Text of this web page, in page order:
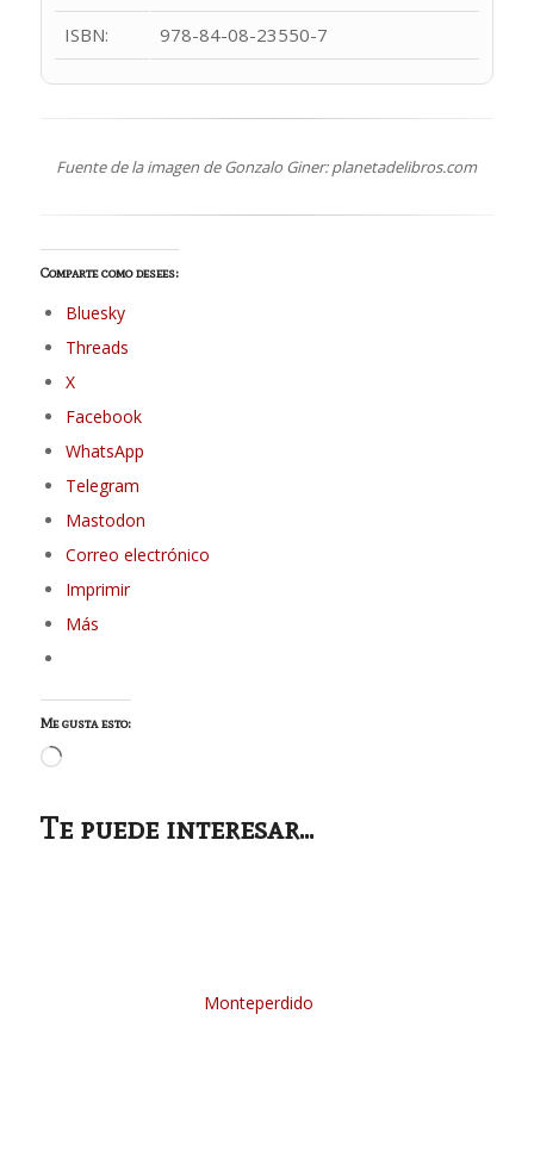
ISBN:
978-84-08-23550-7
Fuente de la imagen de Gonzalo Giner: planetadelibros.com
Comparte como desees:
Bluesky
Threads
X
Facebook
WhatsApp
Telegram
Mastodon
Correo electrónico
Imprimir
Más
Me gusta esto:
Cargando...
Te puede interesar...
Monteperdido